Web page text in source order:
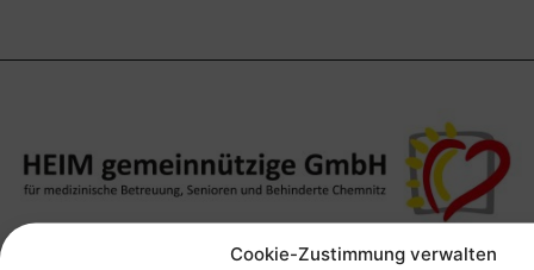
Cookie-Zustimmung verwalten